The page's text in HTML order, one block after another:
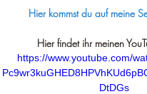
Hier kommst du auf meine
Hier findet ihr meinen
https://www.youtube.com/
DtDGs